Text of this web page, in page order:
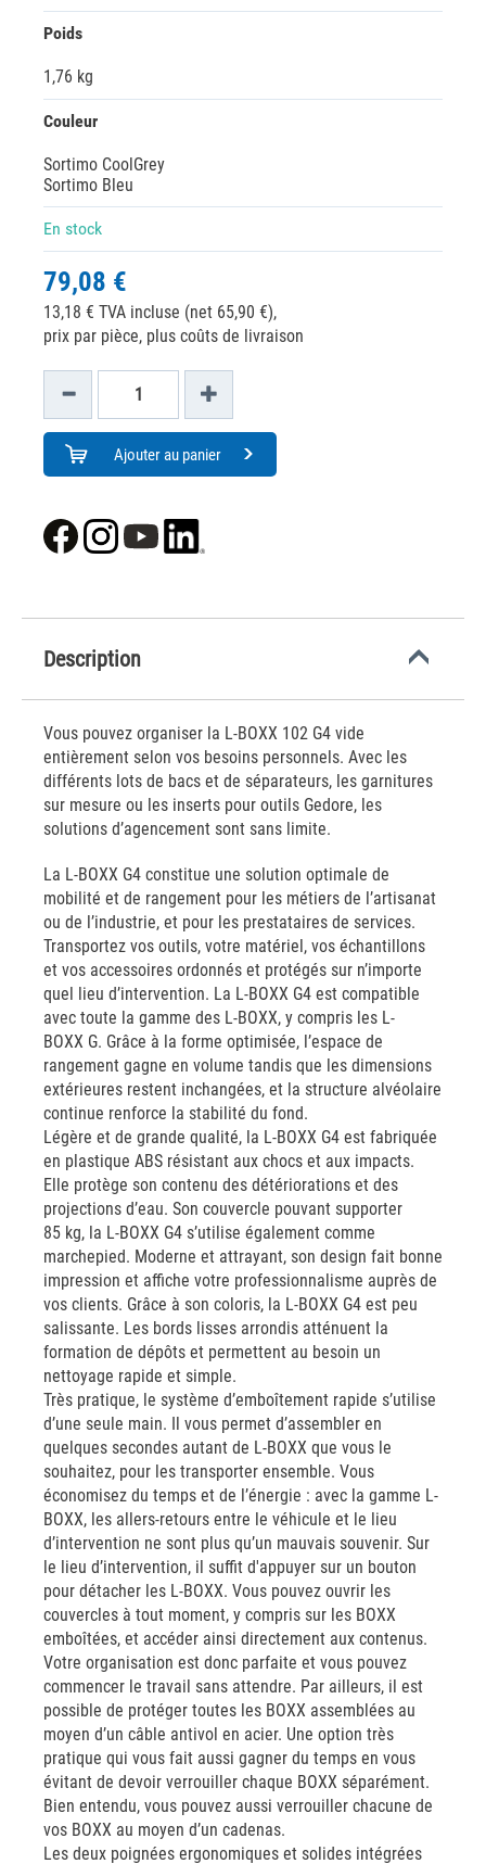
Poids
1,76 kg
Couleur
Sortimo CoolGrey
Sortimo Bleu
En stock
79,08 €
13,18 € TVA incluse (net 65,90 €),
prix par pièce, plus coûts de livraison
Ajouter au panier
Description
Vous pouvez organiser la L-BOXX 102 G4 vide
entièrement selon vos besoins personnels. Avec les
différents lots de bacs et de séparateurs, les garnitures
sur mesure ou les inserts pour outils Gedore, les
solutions d’agencement sont sans limite.
La L-BOXX G4 constitue une solution optimale de
mobilité et de rangement pour les métiers de l’artisanat
ou de l’industrie, et pour les prestataires de services.
Transportez vos outils, votre matériel, vos échantillons
et vos accessoires ordonnés et protégés sur n’importe
quel lieu d’intervention. La L-BOXX G4 est compatible
avec toute la gamme des L-BOXX, y compris les L-
BOXX G. Grâce à la forme optimisée, l’espace de
rangement gagne en volume tandis que les dimensions
extérieures restent inchangées, et la structure alvéolaire
continue renforce la stabilité du fond.
Légère et de grande qualité, la L-BOXX G4 est fabriquée
en plastique ABS résistant aux chocs et aux impacts.
Elle protège son contenu des détériorations et des
projections d’eau. Son couvercle pouvant supporter
85 kg, la L-BOXX G4 s’utilise également comme
marchepied. Moderne et attrayant, son design fait bonne
impression et affiche votre professionnalisme auprès de
vos clients. Grâce à son coloris, la L-BOXX G4 est peu
salissante. Les bords lisses arrondis atténuent la
formation de dépôts et permettent au besoin un
nettoyage rapide et simple.
Très pratique, le système d’emboîtement rapide s’utilise
d’une seule main. Il vous permet d’assembler en
quelques secondes autant de L-BOXX que vous le
souhaitez, pour les transporter ensemble. Vous
économisez du temps et de l’énergie : avec la gamme L-
BOXX, les allers-retours entre le véhicule et le lieu
d’intervention ne sont plus qu’un mauvais souvenir. Sur
le lieu d’intervention, il suffit d'appuyer sur un bouton
pour détacher les L-BOXX. Vous pouvez ouvrir les
couvercles à tout moment, y compris sur les BOXX
emboîtées, et accéder ainsi directement aux contenus.
Votre organisation est donc parfaite et vous pouvez
commencer le travail sans attendre. Par ailleurs, il est
possible de protéger toutes les BOXX assemblées au
moyen d’un câble antivol en acier. Une option très
pratique qui vous fait aussi gagner du temps en vous
évitant de devoir verrouiller chaque BOXX séparément.
Bien entendu, vous pouvez aussi verrouiller chacune de
vos BOXX au moyen d’un cadenas.
Les deux poignées ergonomiques et solides intégrées